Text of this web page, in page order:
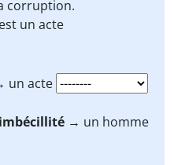
corruption.
un acte
un acte
imbécillité → un homme